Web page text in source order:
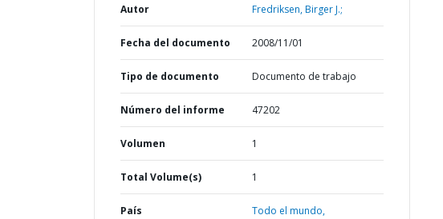
Autor Fredriksen, Birger J.;
Fecha del documento 2008/11/01
Tipo de documento Documento de trabajo
Número del informe 47202
Volumen 1
Total Volume(s) 1
País Todo el mundo,